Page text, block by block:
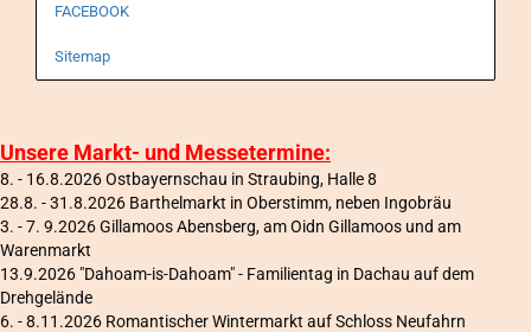
FACEBOOK
Sitemap
Unsere Markt- und Messetermine:
8. - 16.8.2026 Ostbayernschau in Straubing, Halle 8
28.8. - 31.8.2026 Barthelmarkt in Oberstimm, neben Ingobräu
3. - 7. 9.2026 Gillamoos Abensberg, am Oidn Gillamoos und am
Warenmarkt
13.9.2026 "Dahoam-is-Dahoam" - Familientag in Dachau auf dem
Drehgelände
6. - 8.11.2026 Romantischer Wintermarkt auf Schloss Neufahrn